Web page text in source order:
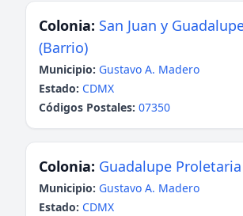
Colonia: San Juan y
(Barrio)
Municipio: Gustavo A. Madero
Estado: CDMX
Códigos Postales: 07350
Colonia: Guadalupe
Municipio: Gustavo A. Madero
Estado: CDMX